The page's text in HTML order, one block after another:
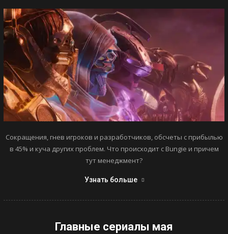
Сокращения, гнев игроков и разработчиков, обсчеты с прибылью
в 45% и куча других проблем. Что происходит с Bungie и причем
тут менеджмент?
Узнать больше
Главные сериалы мая